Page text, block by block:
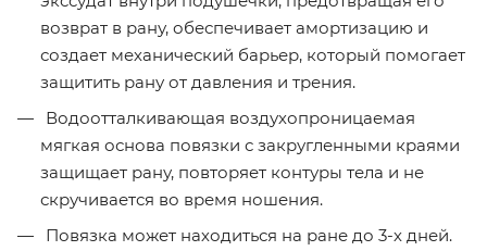
возврат в рану, обеспечивает амортизацию и
создает механический барьер, который помогает
защитить рану от давления и трения.
Водоотталкивающая воздухопроницаемая
мягкая основа повязки с закругленными краями
защищает рану, повторяет контуры тела и не
скручивается во время ношения.
Повязка может находиться на ране до 3-х дней.